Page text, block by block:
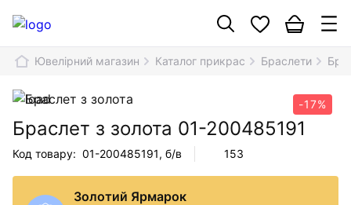
Ювелірний магазин Каталог прикрас Браслети
-17%
Браслет з золота 01-200485191
Код товару: 01-200485191, б/в 153
Золотий Ярмарок